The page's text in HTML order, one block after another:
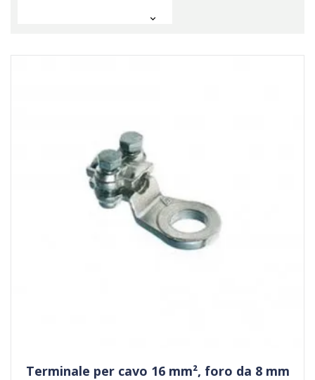

Terminale per cavo 16 mm², foro da 8 mm